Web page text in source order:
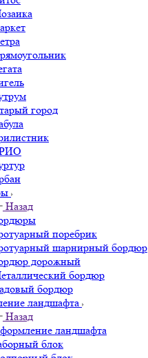
город
Назад
поребрик
шарнирный бордюр
дорожный
бордюр
бордюр
ландшафта
Назад
ландшафта
блок